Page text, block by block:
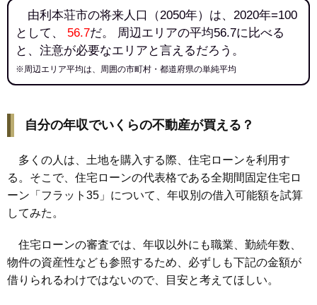
由利本荘市の将来人口（2050年）は、2020年=100
として、 56.7だ。 周辺エリアの平均56.7に比べる
と、注意が必要なエリアと言えるだろう。
※周辺エリア平均は、周囲の市町村・都道府県の単純平均
自分の年収でいくらの不動産が買える？
多くの人は、土地を購入する際、住宅ローンを利用す
る。そこで、住宅ローンの代表格である全期間固定住宅ロ
ーン「フラット35」について、年収別の借入可能額を試算
してみた。
住宅ローンの審査では、年収以外にも職業、勤続年数、
物件の資産性なども参照するため、必ずしも下記の金額が
借りられるわけではないので、目安と考えてほしい。